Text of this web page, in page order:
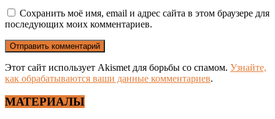
Сохранить моё имя, email и адрес сайта в этом браузере для
последующих моих комментариев.
Этот сайт использует Akismet для борьбы со спамом. Узнайте,
как обрабатываются ваши данные комментариев.
МАТЕРИАЛЫ